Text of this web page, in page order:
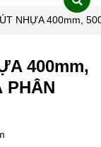
NHỰA 400mm,
400mm,
PHÂN